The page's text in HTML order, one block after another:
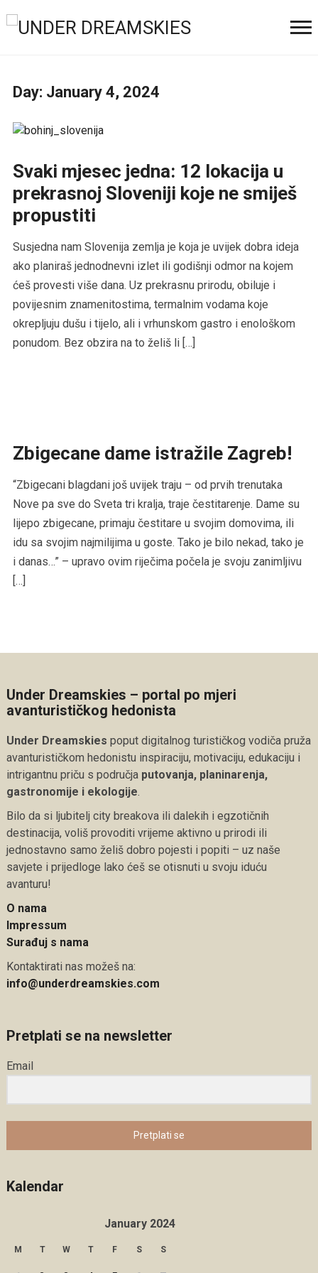
Day: January 4, 2024
Svaki mjesec jedna: 12 lokacija u
prekrasnoj Sloveniji koje ne smiješ
propustiti
Susjedna nam Slovenija zemlja je koja je uvijek dobra ideja
ako planiraš jednodnevni izlet ili godišnji odmor na kojem
ćeš provesti više dana. Uz prekrasnu prirodu, obiluje i
povijesnim znamenitostima, termalnim vodama koje
okrepljuju dušu i tijelo, ali i vrhunskom gastro i enološkom
ponudom. Bez obzira na to želiš li […]
Zbigecane dame istražile Zagreb!
“Zbigecani blagdani još uvijek traju – od prvih trenutaka
Nove pa sve do Sveta tri kralja, traje čestitarenje. Dame su
lijepo zbigecane, primaju čestitare u svojim domovima, ili
idu sa svojim najmilijima u goste. Tako je bilo nekad, tako je
i danas…” – upravo ovim riječima počela je svoju zanimljivu
[…]
Under Dreamskies – portal po mjeri
avanturističkog hedonista
Under Dreamskies poput digitalnog turističkog vodiča pruža
avanturističkom hedonistu inspiraciju, motivaciju, edukaciju i
intrigantnu priču s područja putovanja, planinarenja,
gastronomije i ekologije.
Bilo da si ljubitelj city breakova ili dalekih i egzotičnih
destinacija, voliš provoditi vrijeme aktivno u prirodi ili
jednostavno samo želiš dobro pojesti i popiti – uz naše
savjete i prijedloge lako ćeš se otisnuti u svoju iduću
avanturu!
O nama
Impressum
Surađuj s nama
Kontaktirati nas možeš na:
info@underdreamskies.com
Pretplati se na newsletter
Email
Pretplati se
Kalendar
January 2024
M T W T F S S